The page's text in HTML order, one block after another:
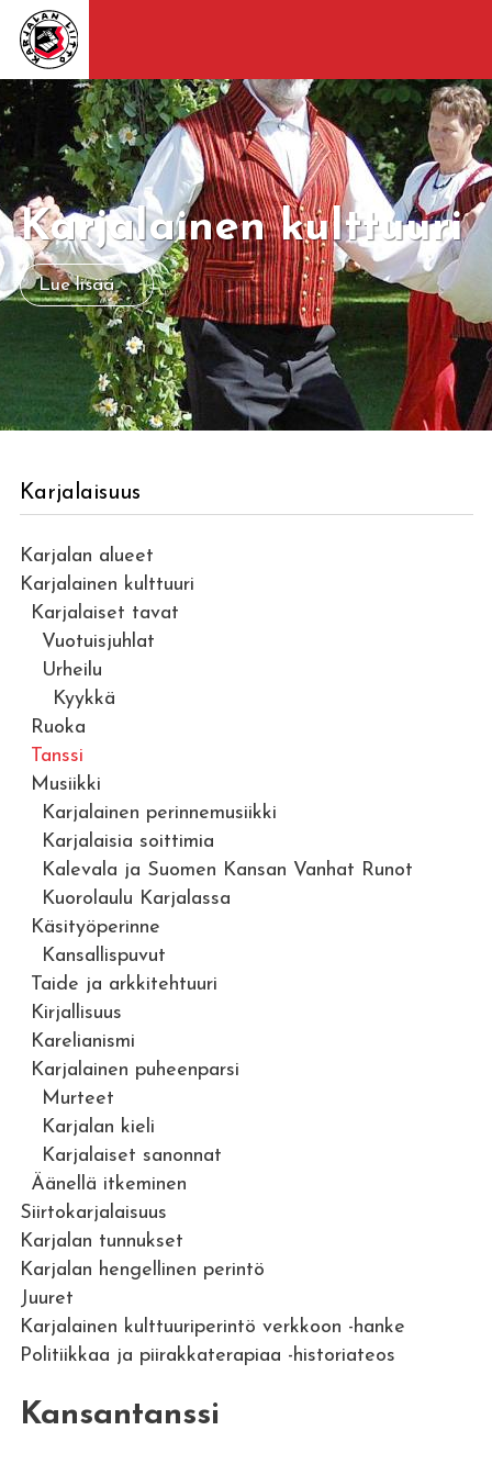
Karjalainen kulttuuri
Lue lisää
Karjalaisuus
Karjalan alueet
Karjalainen kulttuuri
Karjalaiset tavat
Vuotuisjuhlat
Urheilu
Kyykkä
Ruoka
Tanssi
Musiikki
Karjalainen perinnemusiikki
Karjalaisia soittimia
Kalevala ja Suomen Kansan Vanhat Runot
Kuorolaulu Karjalassa
Käsityöperinne
Kansallispuvut
Taide ja arkkitehtuuri
Kirjallisuus
Karelianismi
Karjalainen puheenparsi
Murteet
Karjalan kieli
Karjalaiset sanonnat
Äänellä itkeminen
Siirtokarjalaisuus
Karjalan tunnukset
Karjalan hengellinen perintö
Juuret
Karjalainen kulttuuriperintö verkkoon -hanke
Politiikkaa ja piirakkaterapiaa -historiateos
Kansantanssi